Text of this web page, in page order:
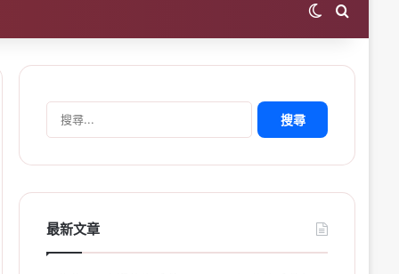
Switch skin
搜
鍵
最新文章